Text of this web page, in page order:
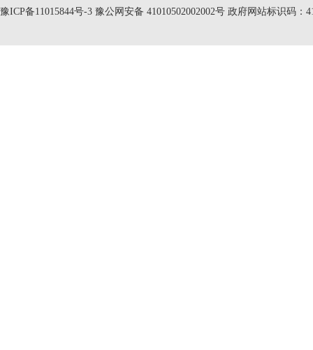
豫ICP备11015844号-3 豫公网安备 41010502002002号 政府网站标识码：